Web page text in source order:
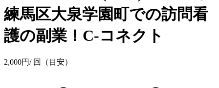
練馬区大泉学園町での訪問看
護の副業！C-コネクト
2,000円/ 回（目安）